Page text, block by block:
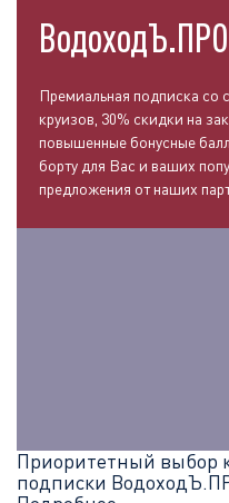
ВодоходЪ.ПРО
Премиальная подписка со
круизов, 30% скидки на
повышенные бонусные
борту для Вас и ваших
предложения от наших
Приоритетный выбор
подписки